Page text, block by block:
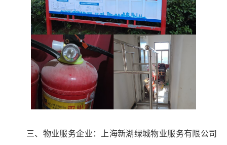
三、物业服务企业：上海新湖绿城物业服务有限公司